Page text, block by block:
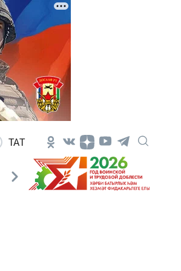
ТАТ
Новости Госавтоинспекции